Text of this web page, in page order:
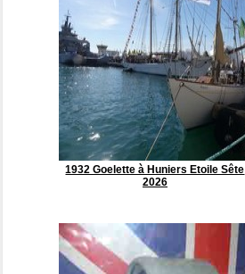
1932 Goelette à Huniers Etoile Sête
2026